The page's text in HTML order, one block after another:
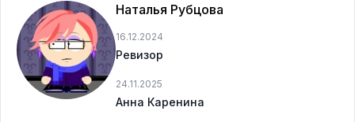
Наталья Рубцова
16.12.2024
Ревизор
24.11.2025
Анна Каренина